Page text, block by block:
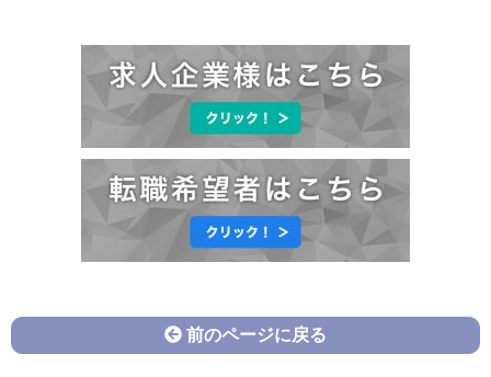
前のページに戻る